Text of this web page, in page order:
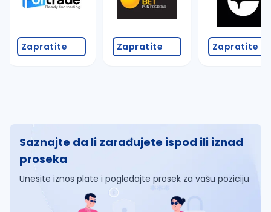
Zapratite Zapratite Zapratite
Saznajte da li zarađujete ispod ili iznad
proseka
Unesite iznos plate i pogledajte prosek za vašu poziciju